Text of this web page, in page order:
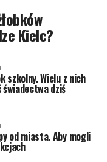
Kielc?
szkolny. Wielu z nich
świadectwa dziś
od miasta. Aby mogli